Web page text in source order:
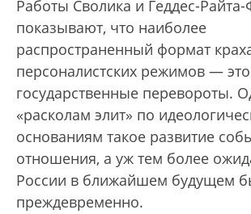
Работы Сволика и Геддес-
показывают, что наиболее
распространенный формат
персоналистских режимов —
государственные перевороты.
«расколам элит» по
основаниям такое развитие
отношения, а уж тем более
России в ближайшем будущем
преждевременно.